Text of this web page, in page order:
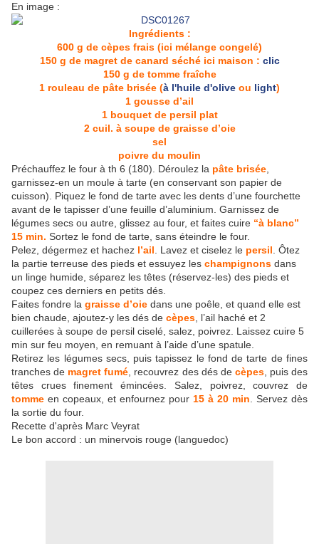
En image :
Ingrédients :
600 g de cèpes frais (ici mélange congelé)
150 g de magret de canard séché ici maison : clic
150 g de tomme fraîche
1 rouleau de pâte brisée (à l'huile d'olive ou light)
1 gousse d’ail
1 bouquet de persil plat
2 cuil. à soupe de graisse d’oie
sel
poivre du moulin
Préchauffez le four à th 6 (180). Déroulez la pâte brisée
garnissez-en un moule à tarte (en conservant son papier de
cuisson). Piquez le fond de tarte avec les dents d’une fourchette
avant de le tapisser d’une feuille d’aluminium. Garnissez de
légumes secs ou autre, glissez au four, et faites cuire “à blanc”
15 min. Sortez le fond de tarte, sans éteindre le four.
Pelez, dégermez et hachez l’ail . Lavez et ciselez le persil . Ôtez
la partie terreuse des pieds et essuyez les champignons dans
un linge humide, séparez les têtes (réservez-les) des pieds et
coupez ces derniers en petits dés.
Faites fondre la graisse d’oie dans une poêle, et quand elle est
bien chaude, ajoutez-y les dés de cèpes , l’ail haché et 2
cuillerées à soupe de persil ciselé, salez, poivrez. Laissez cuire 5
min sur feu moyen, en remuant à l’aide d’une spatule.
Retirez les légumes secs, puis tapissez le fond de tarte de fines
tranches de magret fumé , recouvrez des dés decèpes, puis des
têtes crues finement émincées. Salez, poivrez, couvrez de
tomme en copeaux, et enfournez pour 15 à 20 min . Servez dès
la sortie du four.
Recette d'après Marc Veyrat
Le bon accord : un minervois rouge (languedoc)